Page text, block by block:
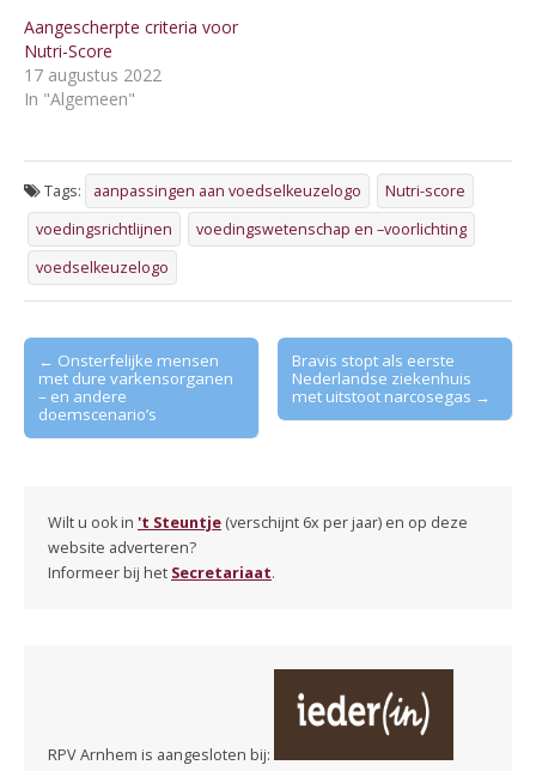
Aangescherpte criteria voor
Nutri-Score
17 augustus 2022
In "Algemeen"
Tags: aanpassingen aan voedselkeuzelogo
Nutri-score
voedingsrichtlijnen
voedingswetenschap en –voorlichting
voedselkeuzelogo
Post
navigation
← Onsterfelijke mensen
met dure varkensorganen
– en andere
doemscenario’s
Bravis stopt als eerste
Nederlandse ziekenhuis
met uitstoot narcosegas →
Wilt u ook in 't Steuntje (verschijnt 6x per jaar) en op deze
website adverteren?
Informeer bij het Secretariaat.
RPV Arnhem is aangesloten bij: